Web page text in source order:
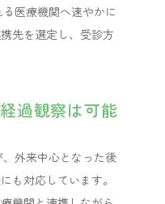
医療機関へ速やかに
先を選定し、受診方
過観察は可能
外来中心となった後
も対応しています。